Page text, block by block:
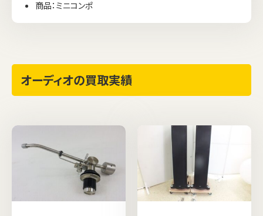
商品：ミニコンポ
オーディオの買取実績